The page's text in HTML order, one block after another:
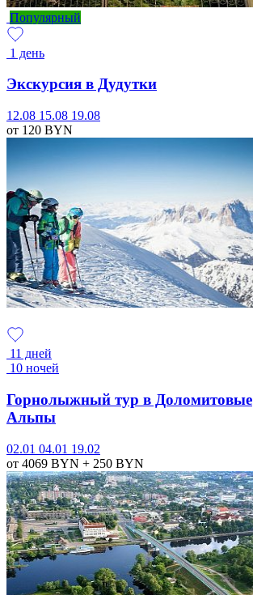
Популярный
1 день
Экскурсия в Дудутки
12.08 15.08 19.08
от 120 BYN
11 дней
10 ночей
Горнолыжный тур в Доломитовые
Альпы
02.01 04.01 19.02
от 4069 BYN + 250 BYN